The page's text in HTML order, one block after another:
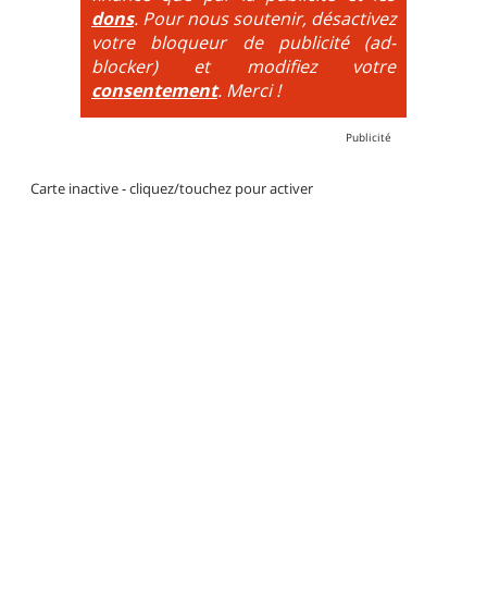
dons. Pour nous soutenir, désactivez
votre bloqueur de publicité (ad-
blocker) et modifiez votre
consentement. Merci !